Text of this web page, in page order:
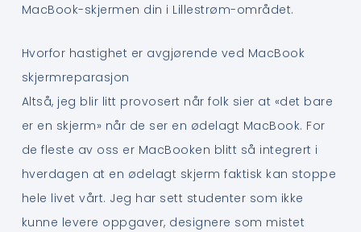
MacBook-skjermen din i Lillestrøm-området.
Hvorfor hastighet er avgjørende ved MacBook
skjermreparasjon
Altså, jeg blir litt provosert når folk sier at «det bare
er en skjerm» når de ser en ødelagt MacBook. For
de fleste av oss er MacBooken blitt så integrert i
hverdagen at en ødelagt skjerm faktisk kan stoppe
hele livet vårt. Jeg har sett studenter som ikke
kunne levere oppgaver, designere som mistet